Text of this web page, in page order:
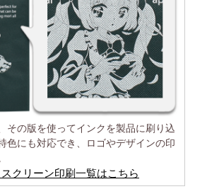
その版を使ってインクを製品に刷り込
色にも対応でき、ロゴやデザインの印
クリーン印刷一覧はこちら